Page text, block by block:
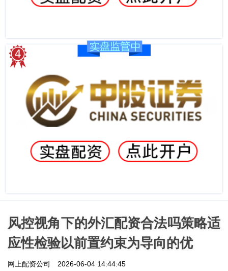
风控视角下的外汇配资合法吗策略适
应性检验以前置约束为导向的优
网上配资公司 2026-06-04 14:44:45